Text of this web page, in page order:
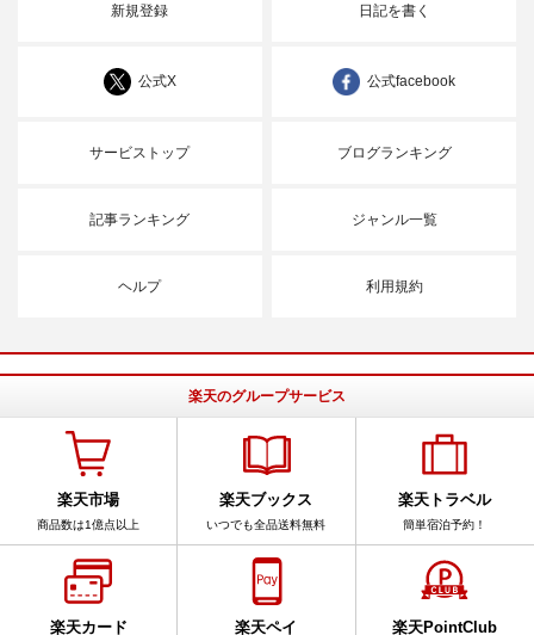
新規登録 日記を書く
公式X 公式facebook
サービストップ ブログランキング
記事ランキング ジャンル一覧
ヘルプ 利用規約
楽天のグループサービス
楽天市場
商品数は1億点以上
楽天ブックス
いつでも全品送料無料
楽天トラベル
簡単宿泊予約！
楽天カード 楽天ペイ 楽天PointClub